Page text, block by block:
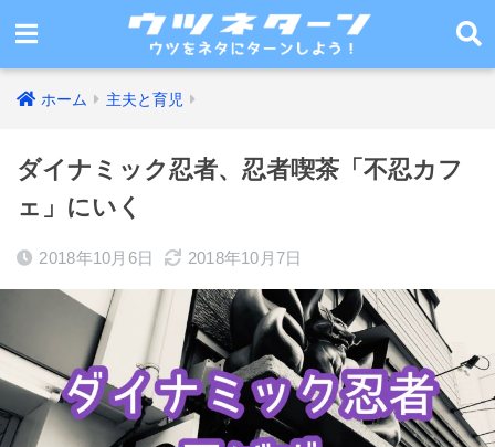
ホーム 主夫と育児
ダイナミック忍者、忍者喫茶「不忍カフ
ェ」にいく
2018年10月6日 2018年10月7日